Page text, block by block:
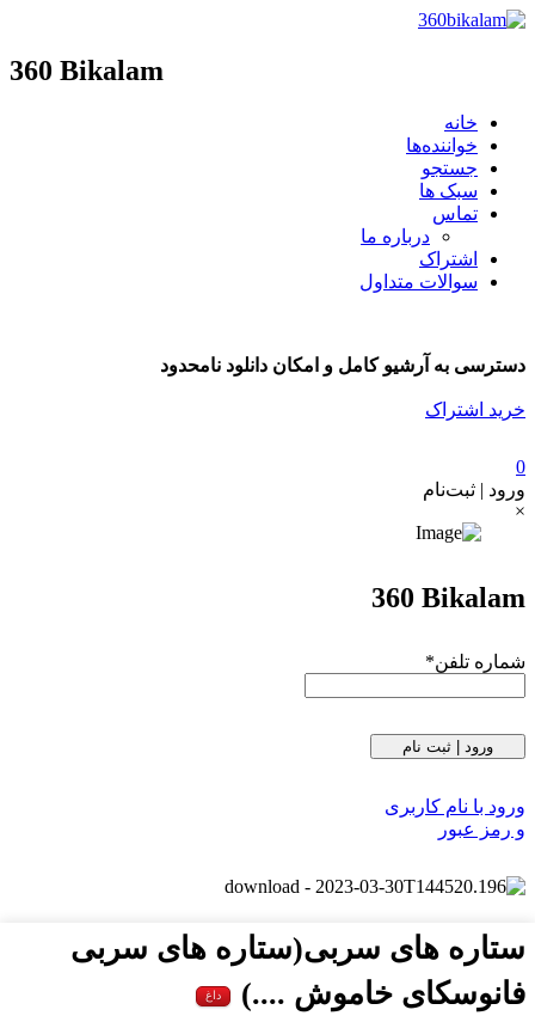
360 Bikalam
خانه
خواننده‌ها
جستجو
سبک ها
تماس
درباره ما
اشتراک
سوالات متداول
دسترسی به آرشیو کامل و امکان دانلود نامحدود
خرید اشتراک
0
ورود | ثبت‌نام
×
360 Bikalam
شماره تلفن*
ورود | ثبت نام
ورود با نام کاربری
و رمز عبور
ستاره های سربی(ستاره های سربی
فانوسکای خاموش ....)
داغ